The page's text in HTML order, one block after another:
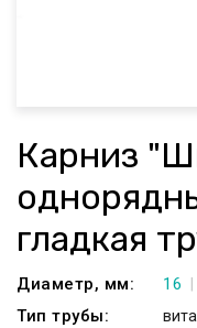
Карниз
гладкая
Диаметр, мм: 16
Тип трубы: